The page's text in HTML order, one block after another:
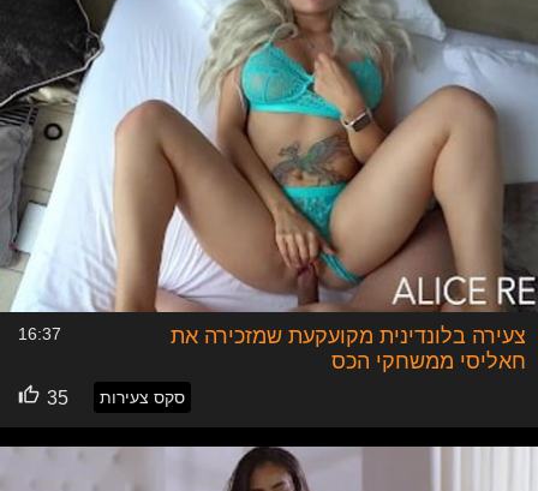
שונים ברשת. גם כיום, הרבה מסוגי הצ'אט מהווים דרך
התקשרות מהירה וזולה ואף נמצאים בהרבה אתרים כפיצ'רים
על תקן שירות לקוחות בזמן אמת באינטנרט. מבנקים, ירקנים,
עובדי מדינה, שירותי מדינה, חברות פרטיות ועד עסקים קטנים
שנמצאים ברשת האינטרנטית, ורוצים לתת שירות לקוחות
מעולה ויעיל שנותן מענה וצורת התקשרות מהירה ללקוחותיו,
משתמשים היום בצ'אט כפיצ'ר חובה באתרי האינטרנט שלהם.
אז מתי נכנס הסקס לסיפור?
הרבה לפני שנוצר הצאט סקס, הסקס כבר היה ברשת.
האינטרנט, ב20 שנים האחרונות, הוצף והתמלא באתרים
המציעים תכנים מיניים כאלו ואחרים, וכך הסקס תפס תאוצה גם
ברשת. תוסיפו לכל המשוואה הזו, את הפרמטר שאט אט,
תעשיית הפורנו וכמעט כל מדית המין, עברה כמעט כולה
לאינטרנט. אל תשכחו, שגם בלי לכאורה כוונה לחשיפת לתכנים
מיניים ברשת, הרשת מלאה מפרסום, פרסומות מהוות את מקור
כלכלתם של רוב מוחלט של אתרי התכנים ואם יש משהו שתקף
גם לאינטרנט, זה שסקס מוכר, כף שגם ב"סתם פרסומות", סקס
צעירה בלונדינית מקועקעת שמזכירה את
חאליסי ממשחקי הכס
16:37
סקס צעירות 35